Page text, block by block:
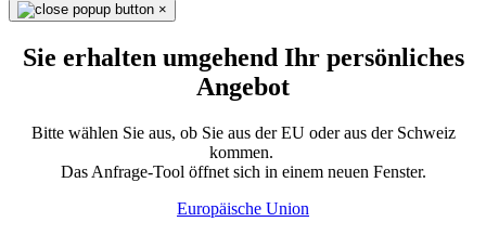
×
Sie erhalten umgehend Ihr persönliches
Angebot
Bitte wählen Sie aus, ob Sie aus der EU oder aus der Schweiz
kommen.
Das Anfrage-Tool öffnet sich in einem neuen Fenster.
Europäische Union